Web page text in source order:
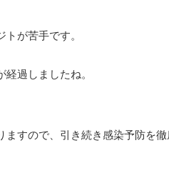
が苦手です。
過しましたね。
すので、引き続き感染予防を